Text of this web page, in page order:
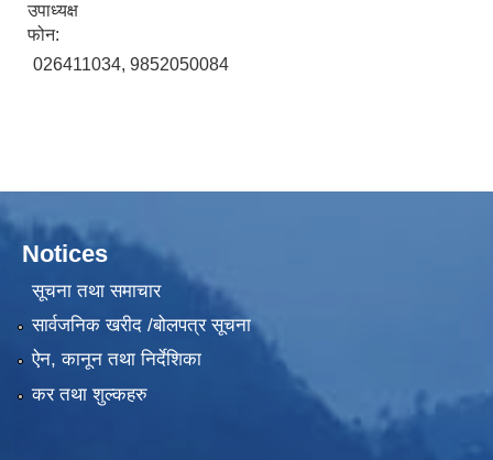
उपाध्यक्ष
फोन:
026411034, 9852050084
Notices
सूचना तथा समाचार
सार्वजनिक खरीद /बोलपत्र सूचना
ऐन, कानून तथा निर्देशिका
कर तथा शुल्कहरु